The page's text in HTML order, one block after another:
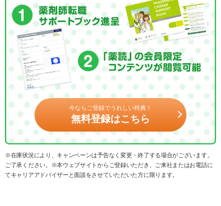
今ならご登録でうれしい特典！
無料登録はこちら
※在庫状況により、キャンペーンは予告なく変更・終了する場合がございます。
ご了承ください。※本ウェブサイトからご登録いただき、ご来社またはお電話に
てキャリアアドバイザーと面談をさせていただいた方に限ります。